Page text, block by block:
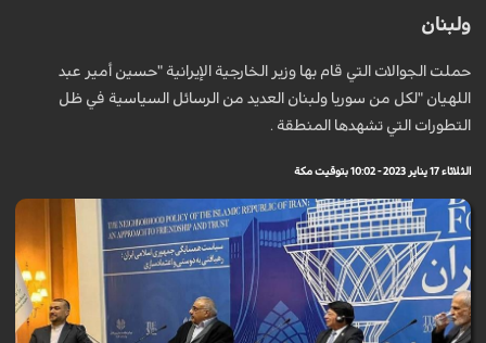
ولبنان
حملت الجوالات التي قام بها وزير الخارجية الإيرانية "حسين أمير عبد
اللهيان "لكل من سوريا ولبنان العديد من الرسائل السياسية في ظل
التطورات التي تشهدها المنطقة .
الثلاثاء 17 يناير 2023 - 10:02 بتوقيت مكة